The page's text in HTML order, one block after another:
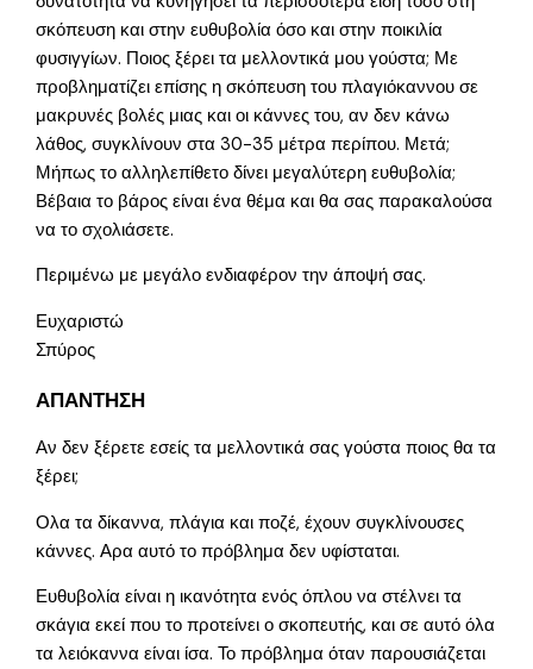
σκόπευση και στην ευθυβολία όσο και στην ποικιλία
φυσιγγίων. Ποιος ξέρει τα μελλοντικά μου γούστα; Με
προβληματίζει επίσης η σκόπευση του πλαγιόκαννου σε
μακρυνές βολές μιας και οι κάννες του, αν δεν κάνω
λάθος, συγκλίνουν στα 30-35 μέτρα περίπου. Μετά;
Μήπως το αλληλεπίθετο δίνει μεγαλύτερη ευθυβολία;
Βέβαια το βάρος είναι ένα θέμα και θα σας παρακαλούσα
να το σχολιάσετε.
Περιμένω με μεγάλο ενδιαφέρον την άποψή σας.
Ευχαριστώ
Σπύρος
ΑΠΑΝΤΗΣΗ
Αν δεν ξέρετε εσείς τα μελλοντικά σας γούστα ποιος θα τα
ξέρει;
Ολα τα δίκαννα, πλάγια και ποζέ, έχουν συγκλίνουσες
κάννες. Αρα αυτό το πρόβλημα δεν υφίσταται.
Ευθυβολία είναι η ικανότητα ενός όπλου να στέλνει τα
σκάγια εκεί που το προτείνει ο σκοπευτής, και σε αυτό όλα
τα λειόκαννα είναι ίσα. Το πρόβλημα όταν παρουσιάζεται